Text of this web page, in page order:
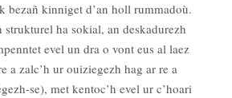
bezañ kinniget d’an holl rummadoù.
strukturel ha sokial, an deskadurezh
evel un dra o vont eus al laez
a zalc’h ur ouiziegezh hag ar re a
se), met kentoc’h evel ur c’hoari